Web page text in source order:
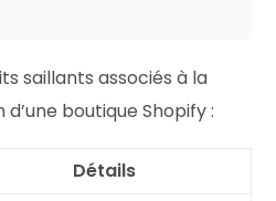
saillants associés à la
boutique Shopify :
Détails